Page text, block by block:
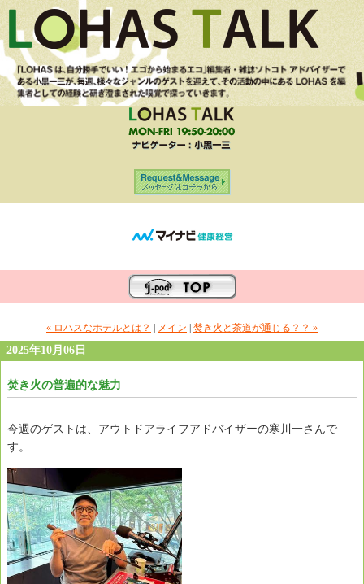
« ロハスなホテルとは？ メイン 焚き火と茶道が通じる？？ »
2025年10月06日
焚き火の普遍的な魅力
今週のゲストは、アウトドアライフアドバイザーの寒川一さんで
す。